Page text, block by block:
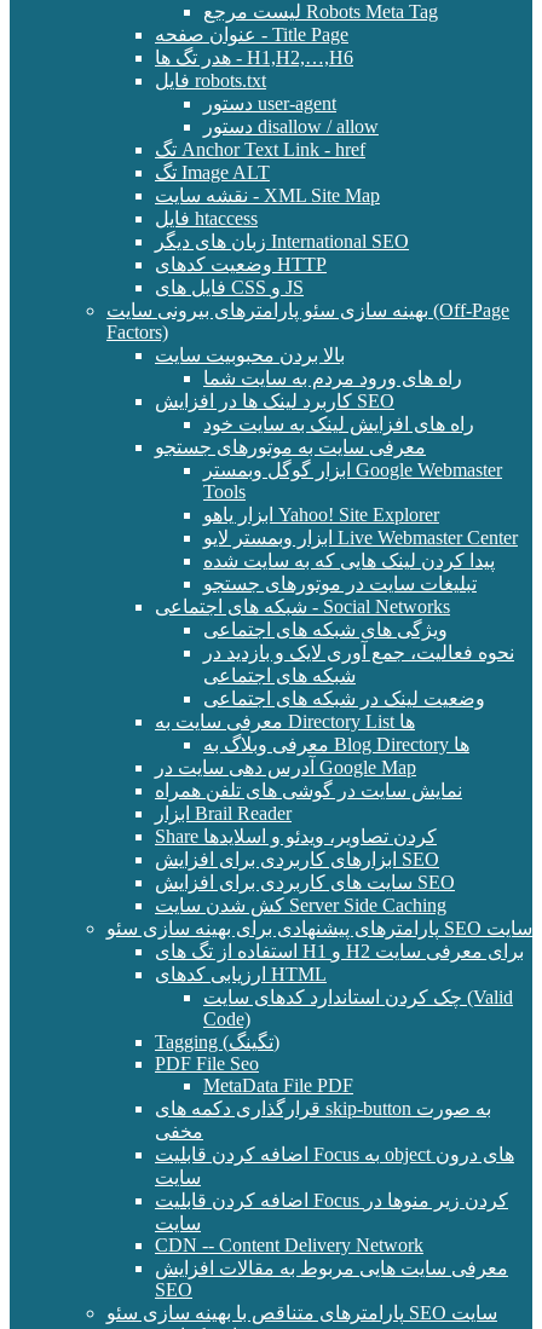
لیست مرجع Robots Meta Tag
عنوان صفحه - Title Page
هدر تگ ها - H1,H2,…,H6
فایل robots.txt
دستور user-agent
دستور disallow / allow
تگ Anchor Text Link - href
تگ Image ALT
نقشه سایت - XML Site Map
فایل htaccess
زبان های دیگر International SEO
وضعیت کدهای HTTP
فایل های CSS و JS
بهینه سازی سئو پارامترهای بیرونی سایت (Off-Page
Factors)
بالا بردن محبوبیت سایت
راه های ورود مردم به سایت شما
کاربرد لینک ها در افزایش SEO
راه های افزایش لینک به سایت خود
معرفی سایت به موتورهای جستجو
ابزار گوگل وبمستر Google Webmaster
Tools
ابزار یاهو Yahoo! Site Explorer
ابزار وبمستر لایو Live Webmaster Center
پیدا کردن لینک هایی که به سایت شده
تبلیغات سایت در موتورهای جستجو
شبکه های اجتماعی - Social Networks
ویژگی های شبکه های اجتماعی
نحوه فعالیت، جمع آوری لایک و بازدید در
شبکه های اجتماعی
وضعیت لینک در شبکه های اجتماعی
معرفی سایت به Directory List ها
معرفی وبلاگ به Blog Directory ها
آدرس دهی سایت در Google Map
نمایش سایت در گوشی های تلفن همراه
ابزار Brail Reader
Share کردن تصاویر، ویدئو و اسلایدها
ابزارهای کاربردی برای افزایش SEO
سایت های کاربردی برای افزایش SEO
کش شدن سایت Server Side Caching
پارامترهای پیشنهادی برای بهینه سازی سئو SEO سایت
استفاده از تگ های H1 و H2 برای معرفی سایت
ارزیابی کدهای HTML
چک کردن استاندارد کدهای سایت (Valid
Code)
Tagging (تگینگ)
PDF File Seo
MetaData File PDF
قرارگذاری دکمه های skip-button به صورت
مخفی
اضافه کردن قابلیت Focus به object های درون
سایت
اضافه کردن قابلیت Focus کردن زیر منوها در
سایت
CDN -- Content Delivery Network
معرفی سایت هایی مربوط به مقالات افزایش
SEO
پارامترهای متناقص با بهینه سازی سئو SEO سایت